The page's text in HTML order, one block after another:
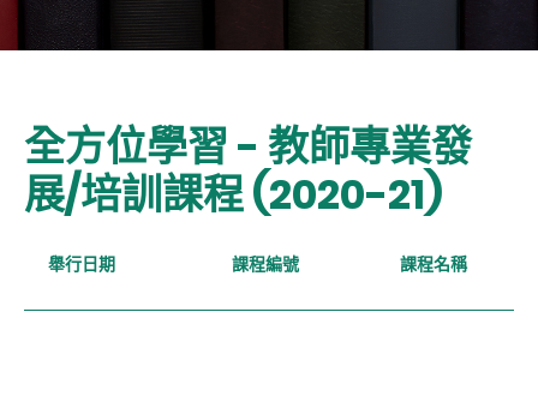
全方位學習 - 教師專業發
展/培訓課程 (2020-21)
舉行日期 課程編號 課程名稱